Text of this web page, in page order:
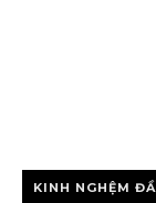
KINH NGHỆM